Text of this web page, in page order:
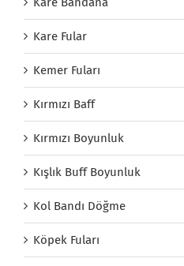
Kare Fular
Kemer Fuları
Kırmızı Baff
Kırmızı Boyunluk
Kışlık Buff Boyunluk
Kol Bandı Döğme
Köpek Fuları